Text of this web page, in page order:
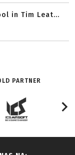
in Tim Leat...
PARTNER